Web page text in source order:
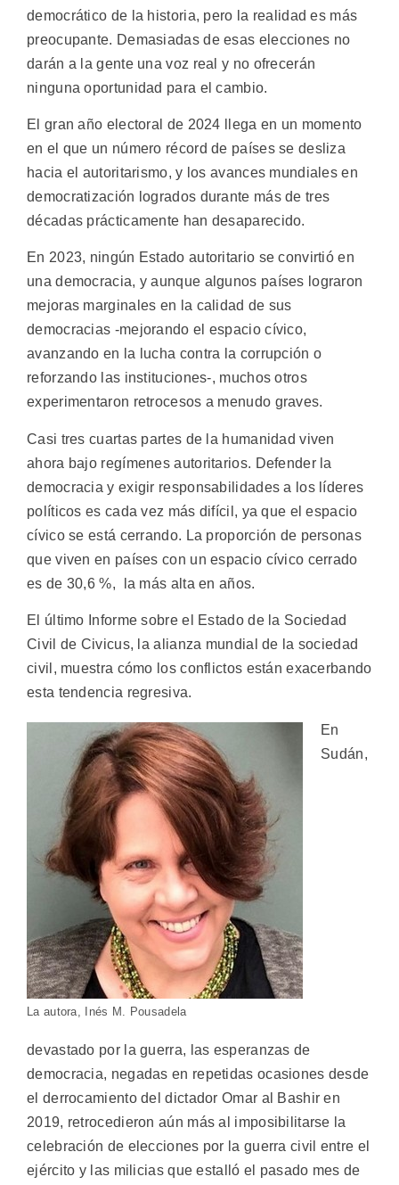
democrático de la historia, pero la realidad es más
preocupante. Demasiadas de esas elecciones no
darán a la gente una voz real y no ofrecerán
ninguna oportunidad para el cambio.
El gran año electoral de 2024 llega en un momento
en el que un número récord de países se desliza
hacia el autoritarismo, y los avances mundiales en
democratización logrados durante más de tres
décadas prácticamente han desaparecido.
En 2023, ningún Estado autoritario se convirtió en
una democracia, y aunque algunos países lograron
mejoras marginales en la calidad de sus
democracias -mejorando el espacio cívico,
avanzando en la lucha contra la corrupción o
reforzando las instituciones-, muchos otros
experimentaron retrocesos a menudo graves.
Casi tres cuartas partes de la humanidad viven
ahora bajo regímenes autoritarios. Defender la
democracia y exigir responsabilidades a los líderes
políticos es cada vez más difícil, ya que el espacio
cívico se está cerrando. La proporción de personas
que viven en países con un espacio cívico cerrado
es de 30,6 %, la más alta en años.
El último Informe sobre el Estado de la Sociedad
Civil de Civicus, la alianza mundial de la sociedad
civil, muestra cómo los conflictos están exacerbando
esta tendencia regresiva.
La autora, Inés M. Pousadela
En
Sudán,
devastado por la guerra, las esperanzas de
democracia, negadas en repetidas ocasiones desde
el derrocamiento del dictador Omar al Bashir en
2019, retrocedieron aún más al imposibilitarse la
celebración de elecciones por la guerra civil entre el
ejército y las milicias que estalló el pasado mes de